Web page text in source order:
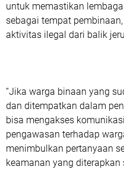
untuk memastikan
sebagai tempat
aktivitas ilegal dari balik
“Jika warga binaan yang
dan ditempatkan dalam
bisa mengakses
pengawasan terhadap
menimbulkan pertanyaan
keamanan yang diterapkan